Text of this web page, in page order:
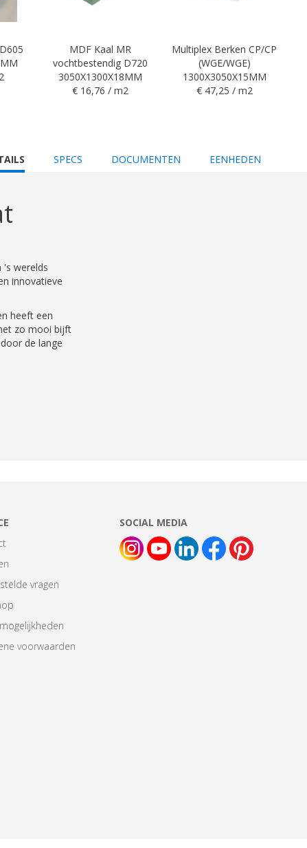
MDF Kaal MR
vochtbestendig D720
3050X1300X18MM
€ 16,76 / m2
Multiplex Berken CP/CP
(WGE/WGE)
1300X3050X15MM
€ 47,25 / m2
SPECS DOCUMENTEN EENHEDEN
werelds
innovatieve
heeft een
zo mooi bijft
de lange
vragen
voorwaarden
SOCIAL MEDIA